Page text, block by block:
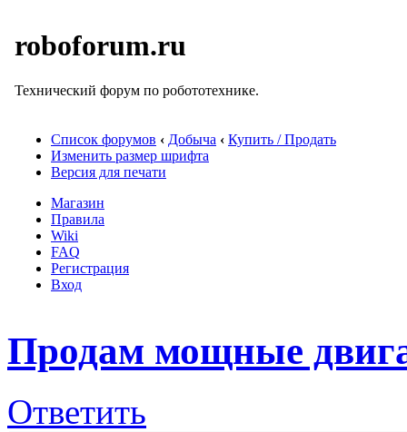
roboforum.ru
Технический форум по робототехнике.
Список форумов ‹ Добыча ‹ Купить / Продать
Изменить размер шрифта
Версия для печати
Магазин
Правила
Wiki
FAQ
Регистрация
Вход
Продам мощные
Ответить